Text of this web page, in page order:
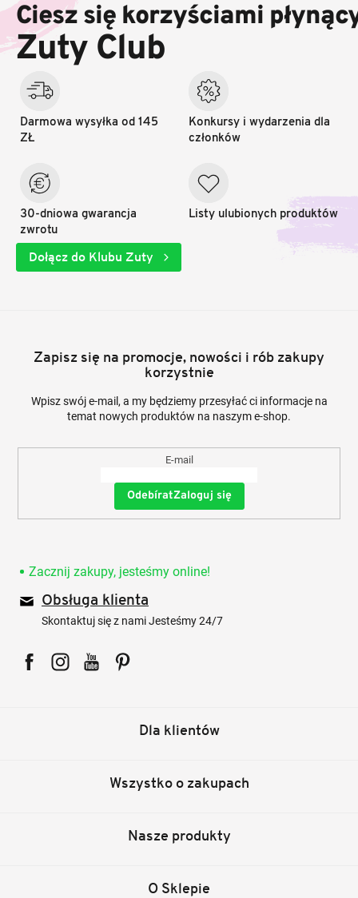
p
k
a
Ciesz się korzyściami
Zuty Club
Darmowa wysyłka od 145
ZŁ
30-dniowa gwarancja
zwrotu
Konkursy i wydarzenia dla
członków
Listy ulubionych produktów
Dołącz do Klubu Zuty
Zapisz się na promocje, nowości i rób zakupy
korzystnie
Wpisz swój e-mail, a my będziemy przesyłać ci informacje na
temat nowych produktów na naszym e-shop.
E-mail
Zaloguj się
Zacznij zakupy, jesteśmy online!
Obsługa klienta
Skontaktuj się z nami Jesteśmy 24/7
Dla klientów
Wszystko o zakupach
Nasze produkty
O Sklepie